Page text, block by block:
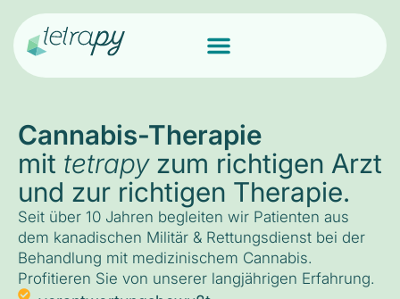
Cannabis-Therapie
mit tetrapyzum richtigen Arzt
und zur richtigen Therapie.
Seit über 10 Jahren begleiten wir Patienten aus
dem kanadischen Militär & Rettungsdienst bei der
Behandlung mit medizinischem Cannabis.
Profitieren Sie von unserer langjährigen Erfahrung.